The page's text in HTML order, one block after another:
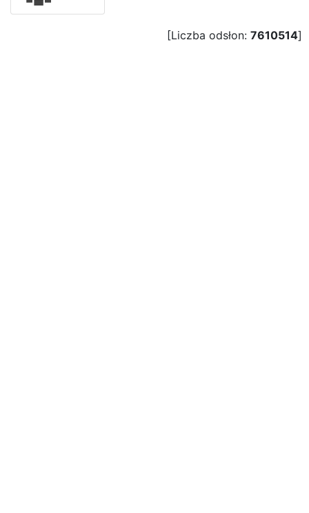
[Liczba odsłon: 7610514]